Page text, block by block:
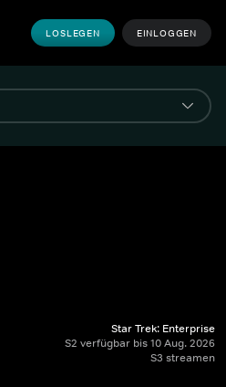
LOSLEGEN EINLOGGEN
Star Trek: Enterprise
S2 verfügbar bis 10 Aug. 2026
S3 streamen